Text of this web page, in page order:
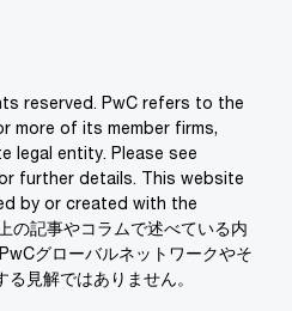
reserved. PwC refers to the
more of its member firms,
legal entity. Please see
further details. This website
by or created with the
記事やコラムで述べている内
グローバルネットワークやそ
見解ではありません。